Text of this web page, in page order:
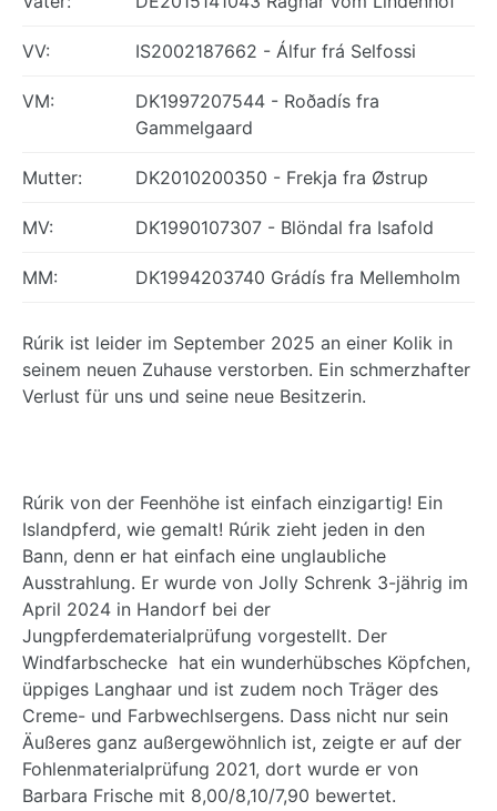
VV: IS2002187662 - Álfur frá Selfossi
VM:
DK1997207544 - Roðadís fra
Gammelgaard
Mutter: DK2010200350 - Frekja fra Østrup
MV: DK1990107307 - Blöndal fra Isafold
MM: DK1994203740 Grádís fra Mellemholm
Rúrik ist leider im September 2025 an einer Kolik in
seinem neuen Zuhause verstorben. Ein schmerzhafter
Verlust für uns und seine neue Besitzerin.
Rúrik von der Feenhöhe ist einfach einzigartig! Ein
Islandpferd, wie gemalt! Rúrik zieht jeden in den
Bann, denn er hat einfach eine unglaubliche
Ausstrahlung. Er wurde von Jolly Schrenk 3-jährig im
April 2024 in Handorf bei der
Jungpferdematerialprüfung vorgestellt. Der
Windfarbschecke hat ein wunderhübsches Köpfchen,
üppiges Langhaar und ist zudem noch Träger des
Creme- und Farbwechlsergens. Dass nicht nur sein
Äußeres ganz außergewöhnlich ist, zeigte er auf der
Fohlenmaterialprüfung 2021, dort wurde er von
Barbara Frische mit 8,00/8,10/7,90 bewertet.